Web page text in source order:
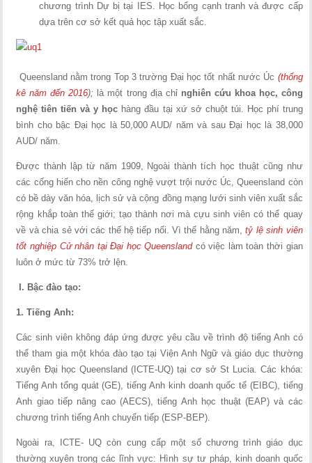
chương trình Dự bị tại IES. Học bổng cạnh tranh và được cấp
dựa trên cơ sở kết quả học tập xuất sắc.
Queensland nằm trong Top 3 trường Đại học tốt nhất nước Úc (thống
kê năm đến 2016); là một trong địa chỉ nghiên cứu khoa học, công
nghệ tiên tiến và y học hàng đầu tại xứ sở chuột túi. Học phí trung
bình cho bậc Đại học là 50,000 AUD/ năm và sau Đại học là 38,000
AUD/ năm.
Được thành lập từ năm 1909, Ngoài thành tích học thuật cũng như
các cống hiến cho nền công nghệ vượt trội nước Úc, Queensland còn
có bề dày văn hóa, lịch sử và cộng đồng mạng lưới sinh viên xuất sắc
rộng khắp toàn thế giới; tạo thành nơi mà cựu sinh viên có thể quay
về và chia sẻ với các thế hệ tiếp nối. Vì thế hằng năm,tỷ lệ sinh viên
tốt nghiệp Cử nhân tại Đại học Queenslandcó việc làm toàn thời gian
luôn ở mức từ 73% trở lện.
I. Bậc đào tạo:
1. Tiếng Anh:
Các sinh viên không đáp ứng được yêu cầu về trình độ tiếng Anh có
thể tham gia một khóa đào tạo tại Viện Anh Ngữ và giáo dục thường
xuyên Đại học Queensland (ICTE-UQ) tại cơ sở St Lucia. Các khóa:
Tiếng Anh tổng quát (GE), tiếng Anh kinh doanh quốc tế (EIBC), tiếng
Anh giao tiếp nâng cao (AECS), tiếng Anh học thuật (EAP) và các
chương trình tiếng Anh chuyển tiếp (ESP-BEP).
Ngoài ra, ICTE- UQ còn cung cấp một số chương trình giáo dục
thường xuyên trong các lĩnh vực: Hình sự tư pháp, kinh doanh quốc